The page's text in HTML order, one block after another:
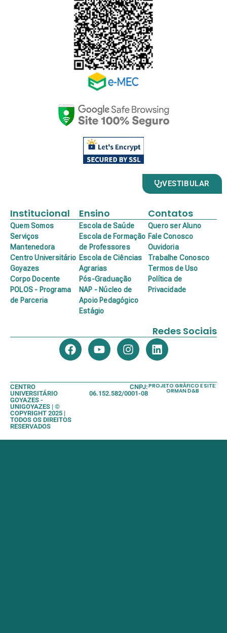
VESTIBULAR
Institucional
Quem Somos
Serviços
Mantenedora
Centro Universitário
Goyazes
Corpo Docente
POLOS - Programa
de Parceria
Ensino
Escola de Saúde
Escola de Formação
de Professores
Escola de Ciências
Agrarias
Pós-Graduação
NAP - Núcleo de
Apoio Pedagógico
Estágio
Contatos
Quero ser Aluno
Fale Conosco
Ouvidoria
Trabalhe Conosco
Termos de Uso
Política de
Privacidade
Redes Sociais
CENTRO
UNIVERSITÁRIO
GOYAZES -
UNIGOYAZES | ©
COPYRIGHT 2025 |
TODOS OS DIREITOS
RESERVADOS
CNPJ:
06.152.582/0001-08
PROJETO GRÁFICO E SITE:
ORMAN D&B